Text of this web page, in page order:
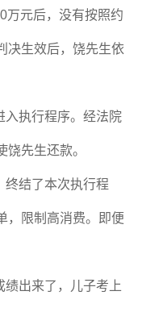
元后，没有按照约
决生效后，饶先生依
执行程序。经法院
先生还款。
结了本次执行程
，限制高消费。即便
出来了，儿子考上